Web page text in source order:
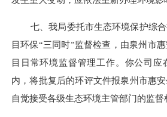
七 、我局委托市生态环境保护综
目环保“三同时”监督检查，由泉州市
目日常环境监督管理工作。你公司应
内，将批复后的环评文件报泉州市惠安
自觉接受各级生态环境主管部门的监督